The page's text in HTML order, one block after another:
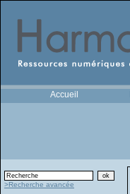
Accueil
>Recherche avancée